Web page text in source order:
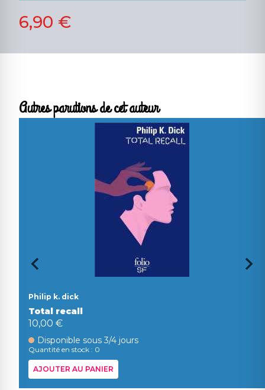
6,90 €
Autres parutions de cet auteur
Philip k. dick
Total recall
10,00 €
Disponible sous 3/4 jours
Quantité en stock : 0
AJOUTER AU PANIER